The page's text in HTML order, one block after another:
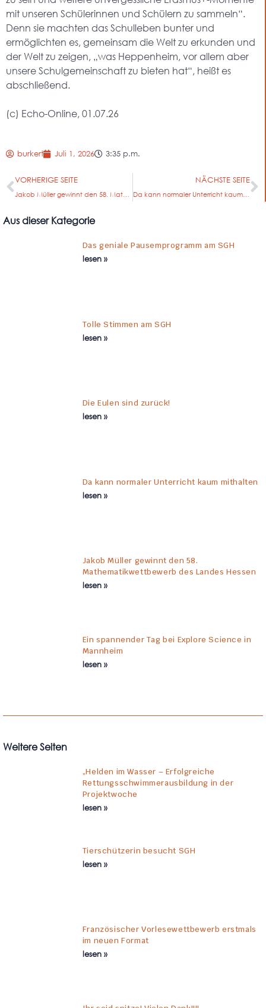
mit unseren Schülerinnen und Schülern zu sammeln“.
Denn sie machten das Schulleben bunter und
ermöglichten es, gemeinsam die Welt zu erkunden und
der Welt zu zeigen, „was Heppenheim, vor allem aber
unsere Schulgemeinschaft zu bieten hat“, heißt es
abschließend.
(c) Echo-Online, 01.07.26
burkert Juli 1, 2026 3:35 p.m.
VORHERIGE SEITE
Jakob Müller gewinnt den 58. Mathematikwettbewerb des Landes Hessen
NÄCHSTE SEITE
Da kann normaler Unterricht kaum mithalten
Aus dieser Kategorie
Das geniale Pausemprogramm am SGH
lesen »
Tolle Stimmen am SGH
lesen »
Die Eulen sind zurück!
lesen »
Da kann normaler Unterricht kaum mithalten
lesen »
Jakob Müller gewinnt den 58.
Mathematikwettbewerb des Landes Hessen
lesen »
Ein spannender Tag bei Explore Science in
Mannheim
lesen »
Weitere Seiten
„Helden im Wasser – Erfolgreiche
Rettungsschwimmerausbildung in der
Projektwoche
lesen »
Tierschützerin besucht SGH
lesen »
Französischer Vorlesewettbewerb erstmals
im neuen Format
lesen »